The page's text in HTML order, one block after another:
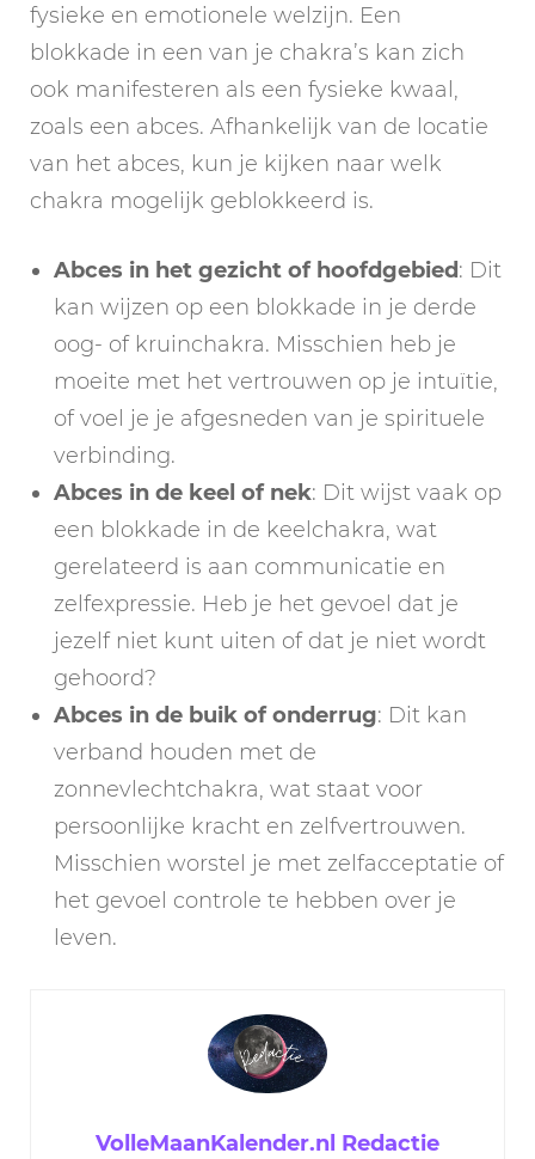
fysieke en emotionele welzijn. Een
blokkade in een van je chakra’s kan zich
ook manifesteren als een fysieke kwaal,
zoals een abces. Afhankelijk van de locatie
van het abces, kun je kijken naar welk
chakra mogelijk geblokkeerd is.
Abces in het gezicht of hoofdgebied: Dit
kan wijzen op een blokkade in je derde
oog- of kruinchakra. Misschien heb je
moeite met het vertrouwen op je intuïtie,
of voel je je afgesneden van je spirituele
verbinding.
Abces in de keel of nek: Dit wijst vaak op
een blokkade in de keelchakra, wat
gerelateerd is aan communicatie en
zelfexpressie. Heb je het gevoel dat je
jezelf niet kunt uiten of dat je niet wordt
gehoord?
Abces in de buik of onderrug: Dit kan
verband houden met de
zonnevlechtchakra, wat staat voor
persoonlijke kracht en zelfvertrouwen.
Misschien worstel je met zelfacceptatie of
het gevoel controle te hebben over je
leven.
VolleMaanKalender.nl Redactie